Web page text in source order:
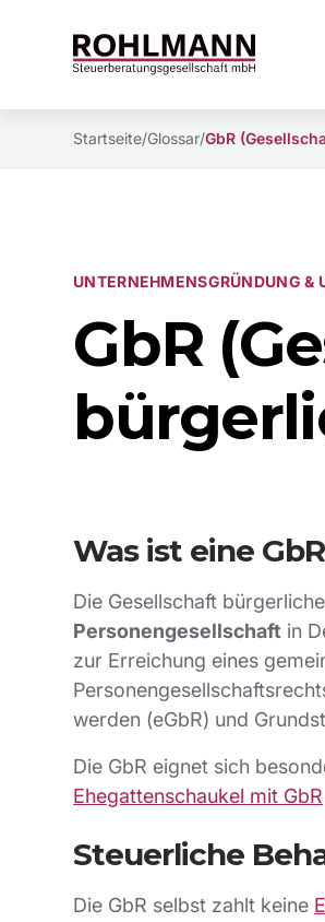
Startseite/Glossar/GbR
UNTERNEHMENSGRÜNDUNG &
GbR
Was ist eine
Die Gesellschaft
Personengesellschaft in
zur Erreichung eines
werden (eGbR) und
Die GbR eignet sich
Ehegattenschaukel mit GbR
Steuerliche
Die GbR selbst zahlt keine